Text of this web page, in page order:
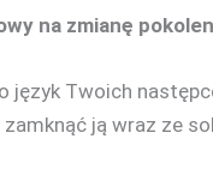
na zmianę
Twoich
ją wraz ze